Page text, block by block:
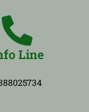
Line